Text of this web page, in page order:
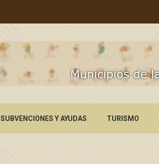
SUBVENCIONES Y AYUDAS TURISMO